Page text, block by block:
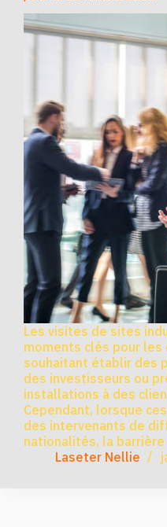
Les visites de sites
moments clés pour
souhaitant établir des
des investisseurs ou
installations à des
Cependant, lorsque
des intervenants de
nationalités, la
Laseter Nellie